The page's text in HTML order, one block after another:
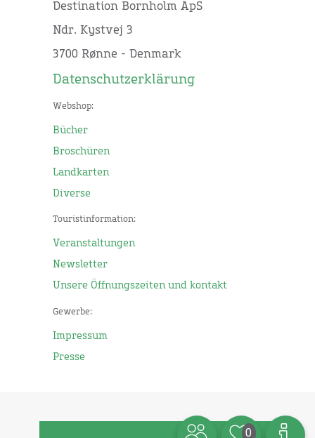
Destination Bornholm ApS
Ndr. Kystvej 3
3700 Rønne - Denmark
Datenschutzerklärung
Webshop:
Bücher
Broschüren
Landkarten
Diverse
Touristinformation:
Veranstaltungen
Newsletter
Unsere Öffnungszeiten und kontakt
Gewerbe:
Impressum
Presse
0